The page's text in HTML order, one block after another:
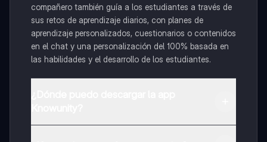
compañero también guía a los estudiantes a través de
sus retos de aprendizaje diarios, con planes de
aprendizaje personalizados, cuestionarios o contenidos
en el chat y una personalización del 100% basada en
las habilidades y el desarrollo de los estudiantes.